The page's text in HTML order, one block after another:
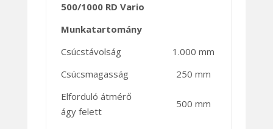
500/1000 RD Vario
Munkatartomány
Csúcstávolság
1.000 mm
Csúcsmagasság
250 mm
Elforduló átmérő
ágy felett
500 mm